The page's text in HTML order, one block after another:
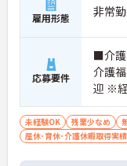
雇用形態 非常
応募要件
■介護
介護
迎 ※
定可
未経験OK 残業少なめ
産休･育休･介護休暇取得実